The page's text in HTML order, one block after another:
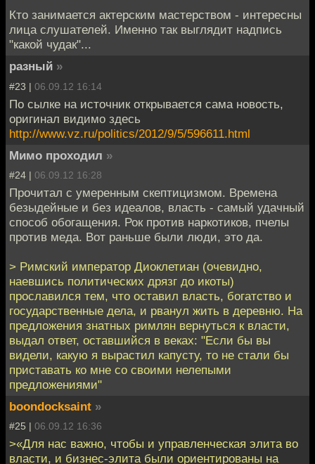
Кто занимается актерским мастерством - интересны
лица слушателей. Именно так выглядит надпись
"какой чудак"...
разный »
#23 | 06.09.12 16:14
По сылке на источник открывается сама новость,
оригинал видимо здесь
http://www.vz.ru/politics/2012/9/5/596611.html
Мимо проходил »
#24 | 06.09.12 16:28
Прочитал с умеренным скептицизмом. Времена
безыдейные и без идеалов, власть - самый удачный
способ обогащения. Рок против наркотиков, пчелы
против меда. Вот раньше были люди, это да.
> Римский император Диоклетиан (очевидно,
наевшись политических дрязг до икоты)
прославился тем, что оставил власть, богатство и
государственные дела, и рванул жить в деревню. На
предложения знатных римлян вернуться к власти,
выдал ответ, оставшийся в веках: "Если бы вы
видели, какую я вырастил капусту, то не стали бы
приставать ко мне со своими нелепыми
предложениями"
boondocksaint »
#25 | 06.09.12 16:36
>«Для нас важно, чтобы и управленческая элита во
власти, и бизнес-элита были ориентированы на